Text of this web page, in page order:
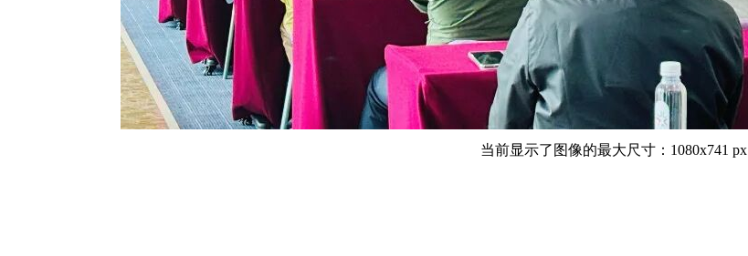
当前显示了图像的最大尺寸：1080x741 px